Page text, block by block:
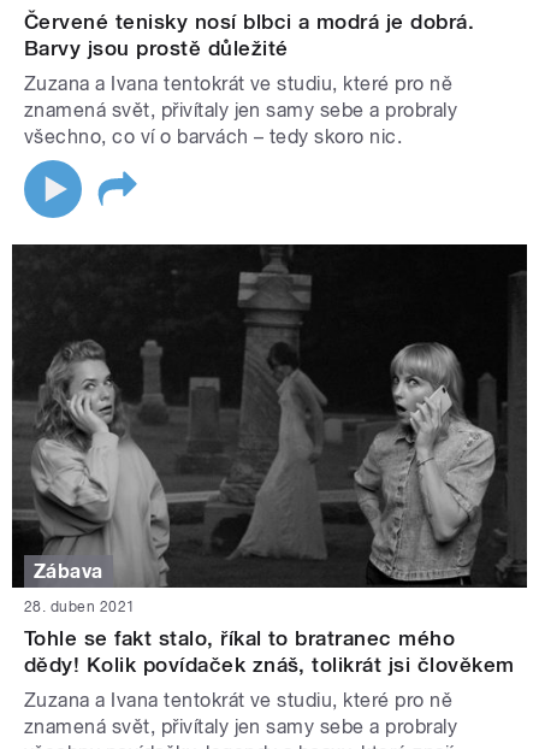
Červené tenisky nosí blbci a modrá je dobrá.
Barvy jsou prostě důležité
Zuzana a Ivana tentokrát ve studiu, které pro ně
znamená svět, přivítaly jen samy sebe a probraly
všechno, co ví o barvách – tedy skoro nic.
Zábava
28. duben 2021
Tohle se fakt stalo, říkal to bratranec mého
dědy! Kolik povídaček znáš, tolikrát jsi člověkem
Zuzana a Ivana tentokrát ve studiu, které pro ně
znamená svět, přivítaly jen samy sebe a probraly